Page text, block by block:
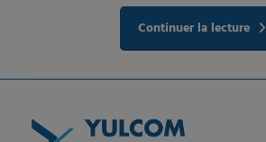
Continuer la lecture